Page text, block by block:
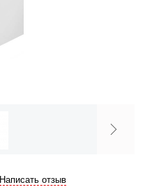
Написать отзыв